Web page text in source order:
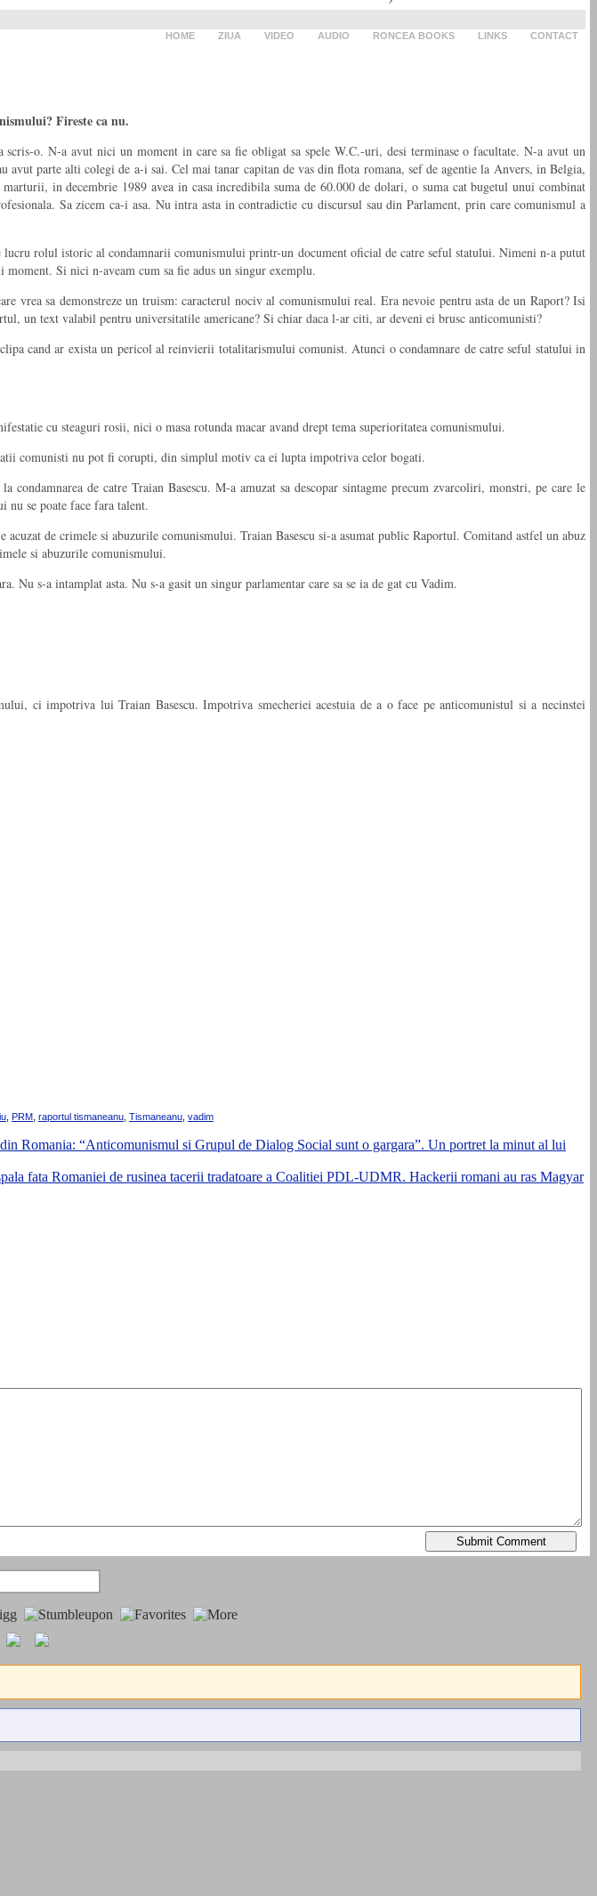
HOME ZIUA VIDEO AUDIO RONCEA BOOKS LINKS CONTACT
Fireste ca nu.
o. N-a avut nici un moment in care sa fie obligat sa spele W.C.-uri, desi terminase o facultate. N-a avut un
parte alti colegi de a-i sai. Cel mai tanar capitan de vas din flota romana, sef de agentie la Anvers, in Belgia,
in decembrie 1989 avea in casa incredibila suma de 60.000 de dolari, o suma cat bugetul unui combinat
Sa zicem ca-i asa. Nu intra asta in contradictie cu discursul sau din Parlament, prin care comunismul a
rolul istoric al condamnarii comunismului printr-un document oficial de catre seful statului. Nimeni n-a putut
moment. Si nici n-aveam cum sa fie adus un singur exemplu.
vrea sa demonstreze un truism: caracterul nociv al comunismului real. Era nevoie pentru asta de un Raport? Isi
un text valabil pentru universitatile americane? Si chiar daca l-ar citi, ar deveni ei brusc anticomunisti?
cand ar exista un pericol al reinvierii totalitarismului comunist. Atunci o condamnare de catre seful statului in
cu steaguri rosii, nici o masa rotunda macar avand drept tema superioritatea comunismului.
comunisti nu pot fi corupti, din simplul motiv ca ei lupta impotriva celor bogati.
de catre Traian Basescu. M-a amuzat sa descopar sintagme precum zvarcoliri, monstri, pe care le
nu se poate face fara talent.
de crimele si abuzurile comunismului. Traian Basescu si-a asumat public Raportul. Comitand astfel un abuz
si abuzurile comunismului.
Nu s-a intamplat asta. Nu s-a gasit un singur parlamentar care sa se ia de gat cu Vadim.
ci impotriva lui Traian Basescu. Impotriva smecheriei acestuia de a o face pe anticomunistul si a necinstei
PRM raportul tismaneanu Tismaneanu vadim
Romania: “Anticomunismul si Grupul de Dialog Social sunt o gargara”. Un portret la minut al lui
fata Romaniei de rusinea tacerii tradatoare a Coalitiei PDL-UDMR. Hackerii romani au ras Magyar